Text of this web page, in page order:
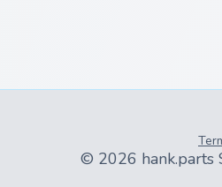
© 2026 hank.parts